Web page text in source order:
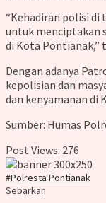
“Kehadiran polisi di
untuk menciptakan
di Kota Pontianak,”
Dengan adanya
kepolisian dan
dan kenyamanan di
Sumber: Humas
Post Views: 276
#Polresta Pontianak
Sebarkan